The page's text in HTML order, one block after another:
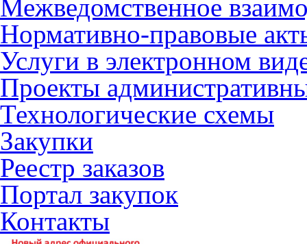
Межведомственное
Нормативно-правовые
Услуги в электронном
Проекты
Технологические схемы
Закупки
Реестр заказов
Портал закупок
Контакты